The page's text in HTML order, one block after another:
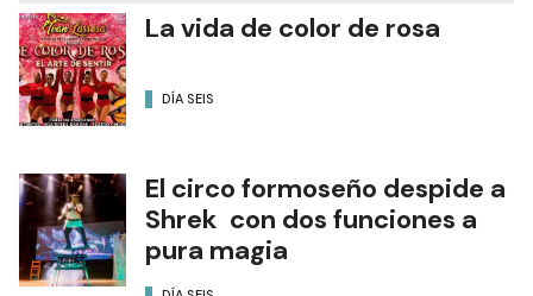
La vida de color de rosa
DÍA SEIS
El circo formoseño despide a
Shrek con dos funciones a
pura magia